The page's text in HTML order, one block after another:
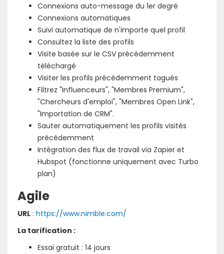
Connexions auto-message du 1er degré
Connexions automatiques
Suivi automatique de n'importe quel profil
Consultez la liste des profils
Visite basée sur le CSV précédemment
téléchargé
Visiter les profils précédemment tagués
Filtrez "Influenceurs", "Membres Premium",
"Chercheurs d'emploi", "Membres Open Link",
"Importation de CRM".
Sauter automatiquement les profils visités
précédemment
Intégration des flux de travail via Zapier et
Hubspot (fonctionne uniquement avec Turbo
plan)
Agile
URL : https://www.nimble.com/
La tarification :
Essai gratuit : 14 jours